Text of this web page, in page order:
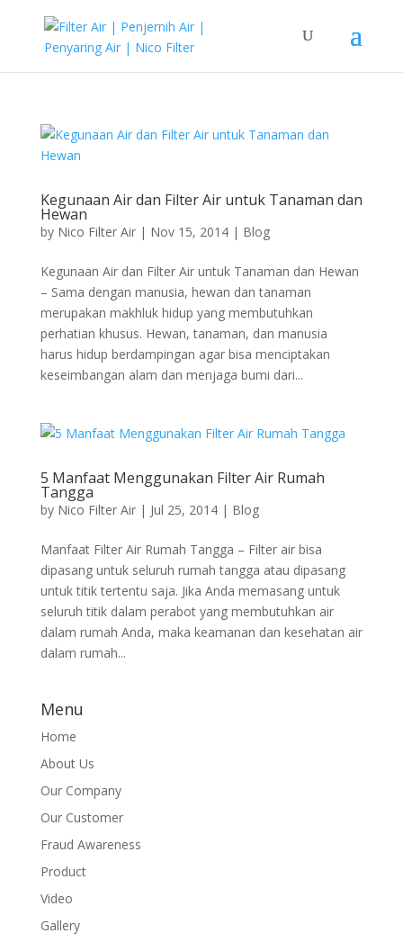
Kegunaan Air dan Filter Air untuk Tanaman dan
Hewan
by Nico Filter Air| Nov 15, 2014| Blog
Kegunaan Air dan Filter Air untuk Tanaman dan Hewan
– Sama dengan manusia, hewan dan tanaman
merupakan makhluk hidup yang membutuhkan
perhatian khusus. Hewan, tanaman, dan manusia
harus hidup berdampingan agar bisa menciptakan
keseimbangan alam dan menjaga bumi dari...
5 Manfaat Menggunakan Filter Air Rumah
Tangga
by Nico Filter Air| Jul 25, 2014| Blog
Manfaat Filter Air Rumah Tangga – Filter air bisa
dipasang untuk seluruh rumah tangga atau dipasang
untuk titik tertentu saja. Jika Anda memasang untuk
seluruh titik dalam perabot yang membutuhkan air
dalam rumah Anda, maka keamanan dan kesehatan air
dalam rumah...
Menu
Home
About Us
Our Company
Our Customer
Fraud Awareness
Product
Video
Gallery